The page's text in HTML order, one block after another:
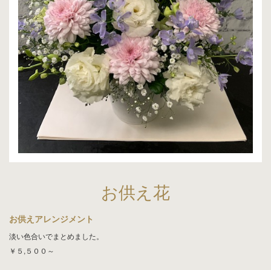
お供え花
お供えアレンジメント
淡い色合いでまとめました。
￥５,５００～